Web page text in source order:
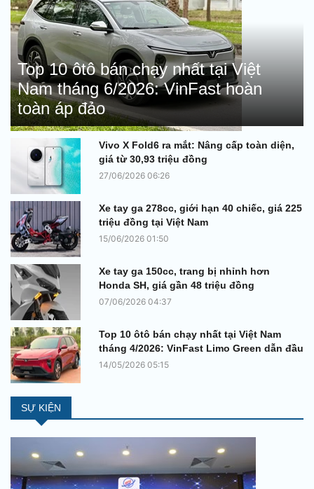
Top 10 ôtô bán chạy nhất tại Việt
Nam tháng 6/2026: VinFast hoàn
toàn áp đảo
Vivo X Fold6 ra mắt: Nâng cấp toàn diện,
giá từ 30,93 triệu đồng
27/06/2026 06:26
Xe tay ga 278cc, giới hạn 40 chiếc, giá 225
triệu đồng tại Việt Nam
15/06/2026 01:50
Xe tay ga 150cc, trang bị nhỉnh hơn
Honda SH, giá gần 48 triệu đồng
07/06/2026 04:37
Top 10 ôtô bán chạy nhất tại Việt Nam
tháng 4/2026: VinFast Limo Green dẫn đầu
14/05/2026 05:15
SỰ KIỆN